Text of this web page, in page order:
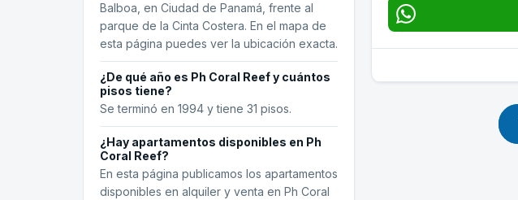
Balboa, en Ciudad de Panamá, frente al
parque de la Cinta Costera. En el mapa de
esta página puedes ver la ubicación exacta.
¿De qué año es Ph Coral Reef y cuántos
pisos tiene?
Se terminó en 1994 y tiene 31 pisos.
¿Hay apartamentos disponibles en Ph
Coral Reef?
En esta página publicamos los apartamentos
disponibles en alquiler y venta en Ph Coral